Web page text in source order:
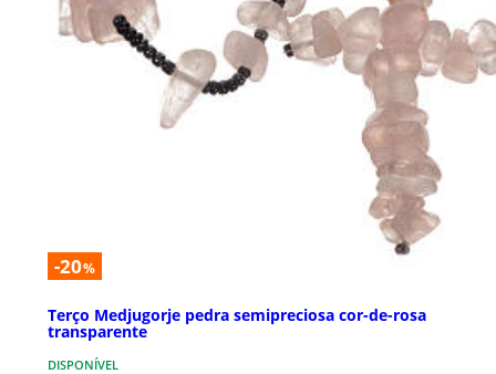
-20%
Terço Medjugorje pedra semipreciosa cor-de-rosa
transparente
DISPONÍVEL